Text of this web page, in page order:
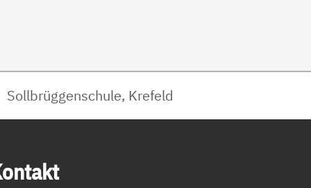
Sollbrüggenschule, Krefeld